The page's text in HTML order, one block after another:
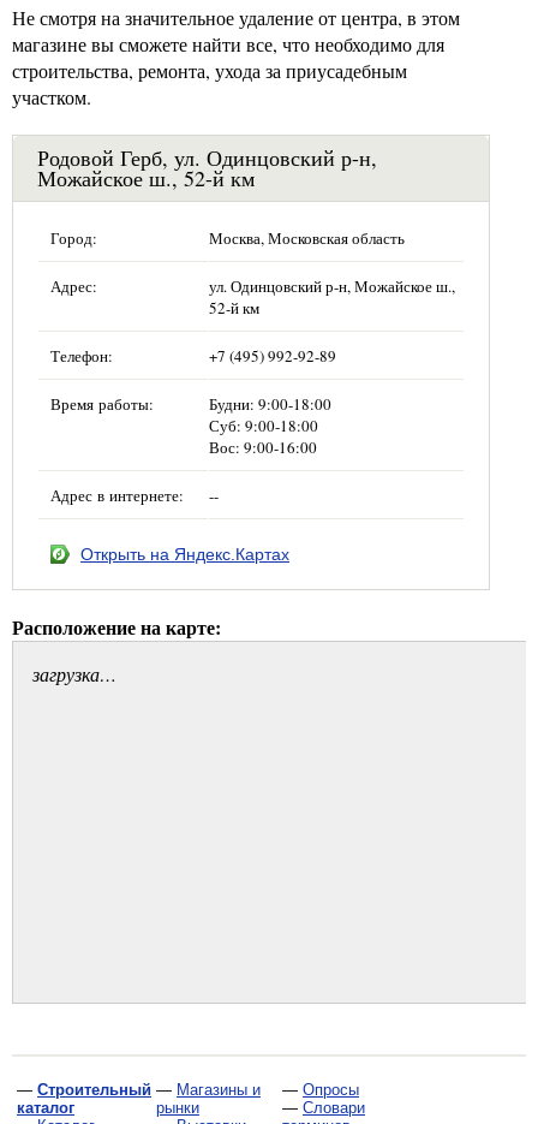
Не смотря на значительное удаление от центра, в этом
магазине вы сможете найти все, что необходимо для
строительства, ремонта, ухода за приусадебным
участком.
Родовой Герб, ул. Одинцовский р-н,
Можайское ш., 52-й км
Город: Москва, Московская область
Адрес:
ул. Одинцовский р-н, Можайское ш.,
52-й км
Телефон: +7 (495) 992-92-89
Время работы:
Будни: 9:00-18:00
Суб: 9:00-18:00
Вос: 9:00-16:00
Адрес в интернете: --
Открыть на Яндекс.Картах
Расположение на карте:
загрузка…
— Строительный
каталог
— Магазины и
рынки
— Опросы
— Словари